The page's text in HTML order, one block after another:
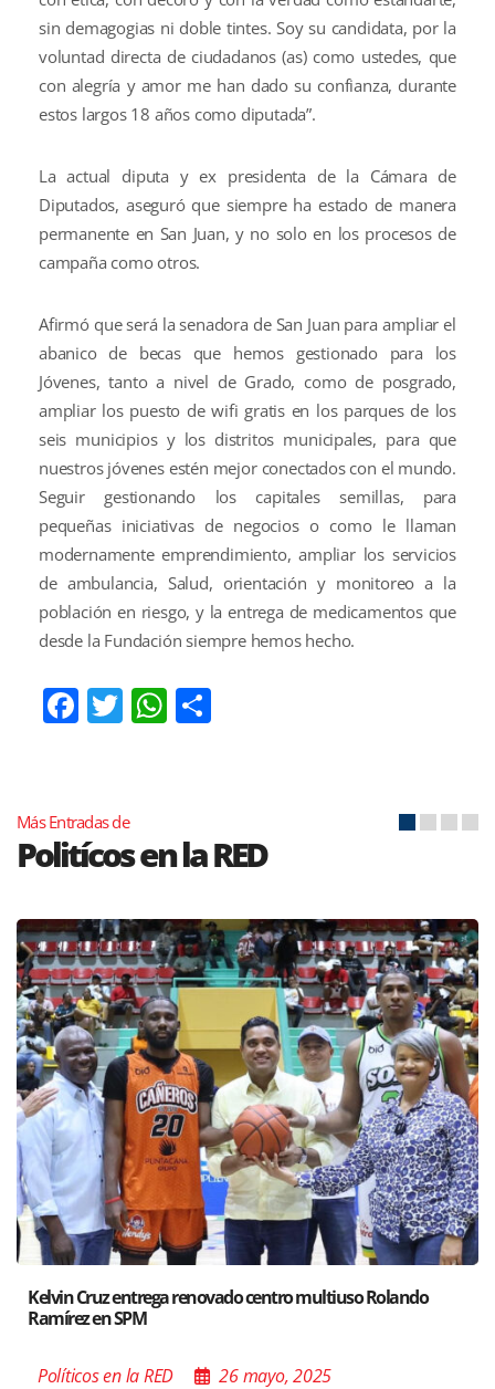
sin demagogias ni doble tintes. Soy su candidata, por la
voluntad directa de ciudadanos (as) como ustedes, que
con alegría y amor me han dado su confianza, durante
estos largos 18 años como diputada”.
La actual diputa y ex presidenta de la Cámara de
Diputados, aseguró que siempre ha estado de manera
permanente en San Juan, y no solo en los procesos de
campaña como otros.
Afirmó que será la senadora de San Juan para ampliar el
abanico de becas que hemos gestionado para los
Jóvenes, tanto a nivel de Grado, como de posgrado,
ampliar los puesto de wifi gratis en los parques de los
seis municipios y los distritos municipales, para que
nuestros jóvenes estén mejor conectados con el mundo.
Seguir gestionando los capitales semillas, para
pequeñas iniciativas de negocios o como le llaman
modernamente emprendimiento, ampliar los servicios
de ambulancia, Salud, orientación y monitoreo a la
población en riesgo, y la entrega de medicamentos que
desde la Fundación siempre hemos hecho.
Facebook
TwitterWhatsApp
Más Entradas de
Politícos en la RED
Santiago acoge exposición del Ministro de Cultura sobre
Poder de las Buenas Palabras”
Políticos en la RED 26 mayo, 2025